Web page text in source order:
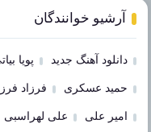
آرشیو خوانندگان
دانلود آهنگ جدید پویا
حمید عسکری فرزاد
امیر علی علی لهراسبی